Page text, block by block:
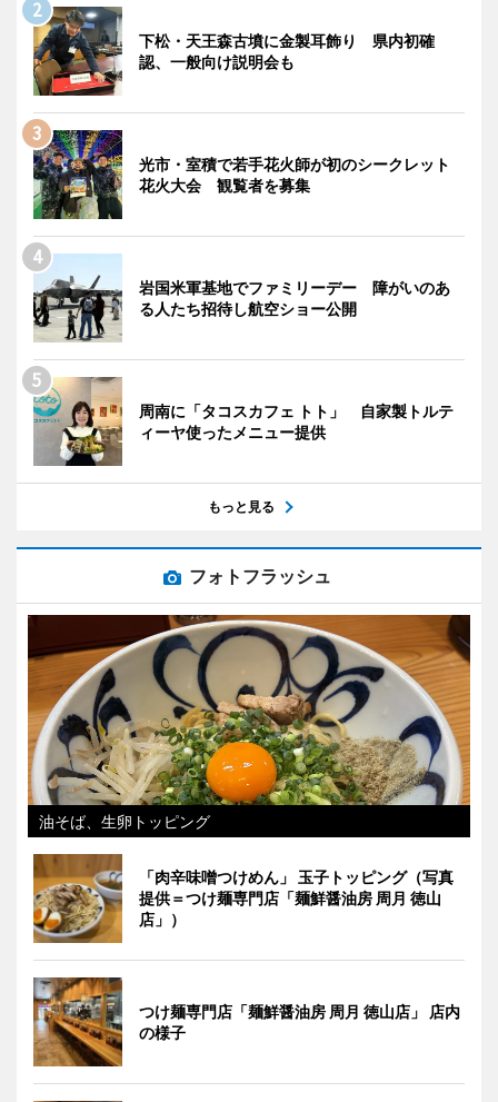
下松・天王森古墳に金製耳飾り 県内初確
認、一般向け説明会も
光市・室積で若手花火師が初のシークレット
花火大会 観覧者を募集
岩国米軍基地でファミリーデー 障がいのあ
る人たち招待し航空ショー公開
周南に「タコスカフェ トト」 自家製トルテ
ィーヤ使ったメニュー提供
もっと見る
フォトフラッシュ
油そば、生卵トッピング
「肉辛味噌つけめん」 玉子トッピング（写真
提供＝つけ麺専門店「麺鮮醤油房 周月 徳山
店」）
つけ麺専門店「麺鮮醤油房 周月 徳山店」 店内
の様子